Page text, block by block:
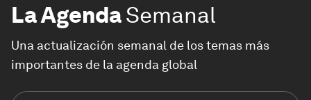
La AgendaSemanal
Una actualización semanal de los temas más
importantes de la agenda global